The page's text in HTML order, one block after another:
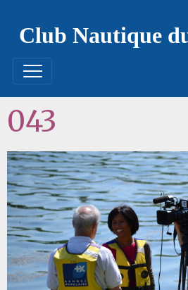
Club Nautique
043